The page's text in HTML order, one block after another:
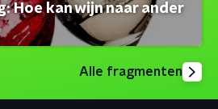
Hoe kan wijn naar ander
Alle fragmenten